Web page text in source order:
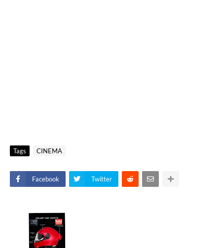
Tags CINEMA
Facebook Twitter